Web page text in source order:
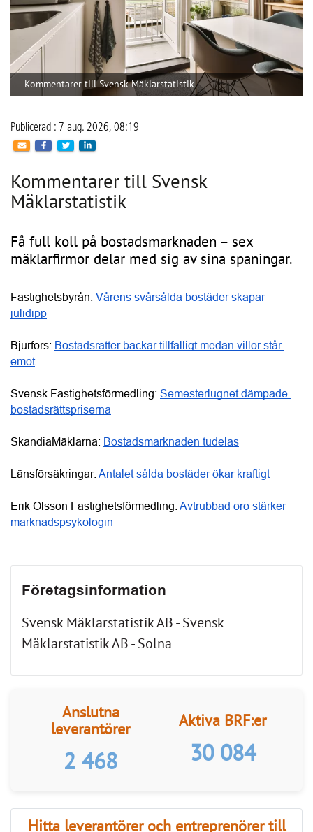
Kommentarer till Svensk Mäklarstatistik
Publicerad : 7 aug. 2026, 08:19
Kommentarer till Svensk
Mäklarstatistik
Få full koll på bostadsmarknaden – sex
mäklarfirmor delar med sig av sina spaningar.
Fastighetsbyrån: Vårens svårsålda bostäder skapar
julidipp
Bjurfors: Bostadsrätter backar tillfälligt medan villor står
emot
Svensk Fastighetsförmedling: Semesterlugnet dämpade
bostadsrättspriserna
SkandiaMäklarna: Bostadsmarknaden tudelas
Länsförsäkringar: Antalet sålda bostäder ökar kraftigt
Erik Olsson Fastighetsförmedling: Avtrubbad oro stärker
marknadspsykologin
Företagsinformation
Svensk Mäklarstatistik AB - Svensk
Mäklarstatistik AB - Solna
Anslutna
leverantörer
2 468
Aktiva BRF:er
30 084
Hitta leverantörer och entreprenörer till